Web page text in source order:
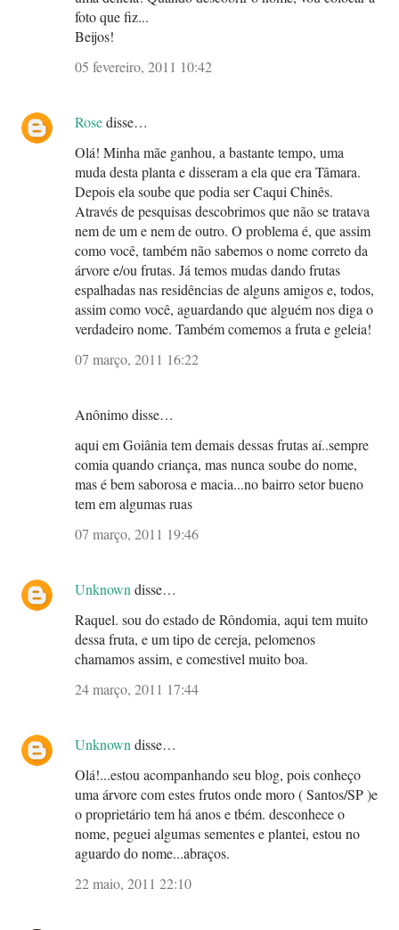
foto que fiz...
Beijos!
05 fevereiro, 2011 10:42
Rosedisse…
Olá! Minha mãe ganhou, a bastante tempo, uma
muda desta planta e disseram a ela que era Tâmara.
Depois ela soube que podia ser Caqui Chinês.
Através de pesquisas descobrimos que não se tratava
nem de um e nem de outro. O problema é, que assim
como você, também não sabemos o nome correto da
árvore e/ou frutas. Já temos mudas dando frutas
espalhadas nas residências de alguns amigos e, todos,
assim como você, aguardando que alguém nos diga o
verdadeiro nome. Também comemos a fruta e geleia!
07 março, 2011 16:22
Anônimo disse…
aqui em Goiânia tem demais dessas frutas aí..sempre
comia quando criança, mas nunca soube do nome,
mas é bem saborosa e macia...no bairro setor bueno
tem em algumas ruas
07 março, 2011 19:46
Unknowndisse…
Raquel. sou do estado de Rôndomia, aqui tem muito
dessa fruta, e um tipo de cereja, pelomenos
chamamos assim, e comestivel muito boa.
24 março, 2011 17:44
Unknowndisse…
Olá!...estou acompanhando seu blog, pois conheço
uma árvore com estes frutos onde moro ( Santos/SP )e
o proprietário tem há anos e tbém. desconhece o
nome, peguei algumas sementes e plantei, estou no
aguardo do nome...abraços.
22 maio, 2011 22:10